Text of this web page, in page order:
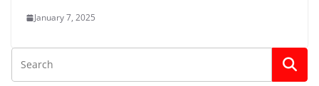
January 7, 2025